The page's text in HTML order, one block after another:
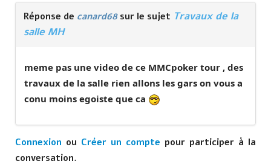
Réponse de canard68sur le sujet Travaux de la
salle MH
meme pas une video de ce MMCpoker tour , des
travaux de la salle rien allons les gars on vous a
conu moins egoiste que ca
Connexion ou Créer un compte pour participer à la
conversation.